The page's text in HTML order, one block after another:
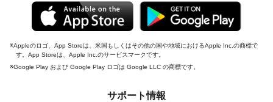
Appleのロゴ、App Storeは、米国もしくはその他の国や地域におけるApple Inc.の商標で
す。App Storeは、Apple Inc.のサービスマークです。
Google Play および Google Play ロゴは Google LLC の商標です。
サポート情報